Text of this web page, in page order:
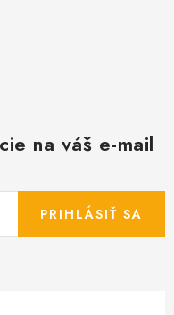
na váš e-mail
PRIHLÁSIŤ SA